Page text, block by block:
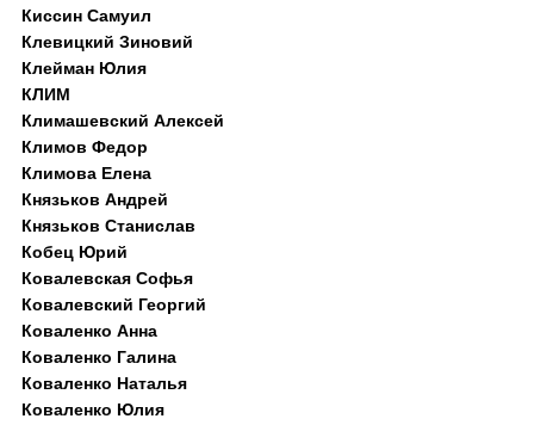
Киссин Самуил
Клевицкий Зиновий
Клейман Юлия
КЛИМ
Климашевский Алексей
Климов Федор
Климова Елена
Князьков Андрей
Князьков Станислав
Кобец Юрий
Ковалевская Софья
Ковалевский Георгий
Коваленко Анна
Коваленко Галина
Коваленко Наталья
Коваленко Юлия